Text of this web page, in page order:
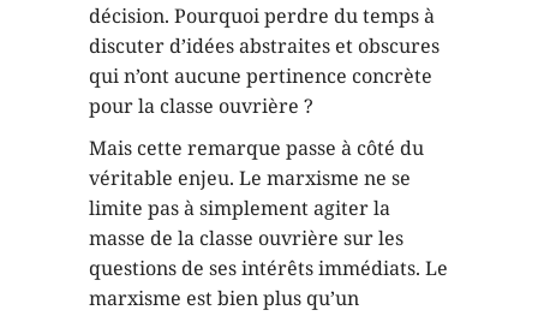
décision. Pourquoi perdre du temps à
discuter d’idées abstraites et obscures
qui n’ont aucune pertinence concrète
pour la classe ouvrière ?
Mais cette remarque passe à côté du
véritable enjeu. Le marxisme ne se
limite pas à simplement agiter la
masse de la classe ouvrière sur les
questions de ses intérêts immédiats. Le
marxisme est bien plus qu’un